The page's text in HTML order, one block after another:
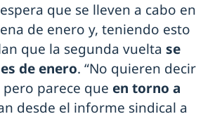
que se lleven a cabo en
de enero y, teniendo esto
que la segunda vuelta se
de enero. “No quieren decir
parece que en torno a
desde el informe sindical a